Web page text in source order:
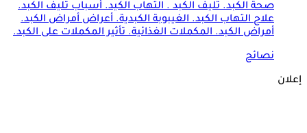
صحة الكبد. تليف الكبد . التهاب الكيد. أسباب تليف الكبد.
علاج التهاب الكبد. الغيبوبة الكبدية. أعراض أمراض الكبد.
أمراض الكبد. المكملات الغذائية. تأثير المكملات على الكبد.
نصائح
إعلان